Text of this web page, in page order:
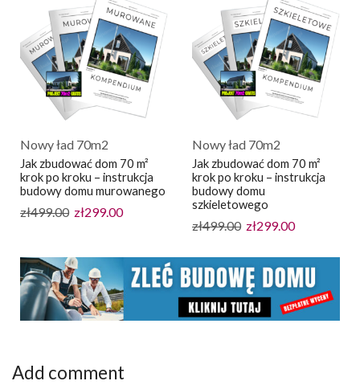
Nowy ład 70m2
Jak zbudować dom 70 m²
krok po kroku – instrukcja
budowy domu murowanego
zł499.00 zł299.00
Nowy ład 70m2
Jak zbudować dom 70 m²
krok po kroku – instrukcja
budowy domu
szkieletowego
zł499.00 zł299.00
Add comment